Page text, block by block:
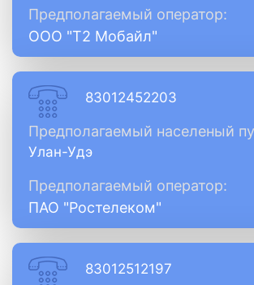
Предполагаемый оператор:
ООО "Т2 Мобайл"
83012452203
Предполагаемый населеный
Улан-Удэ
Предполагаемый оператор:
ПАО "Ростелеком"
83012512197